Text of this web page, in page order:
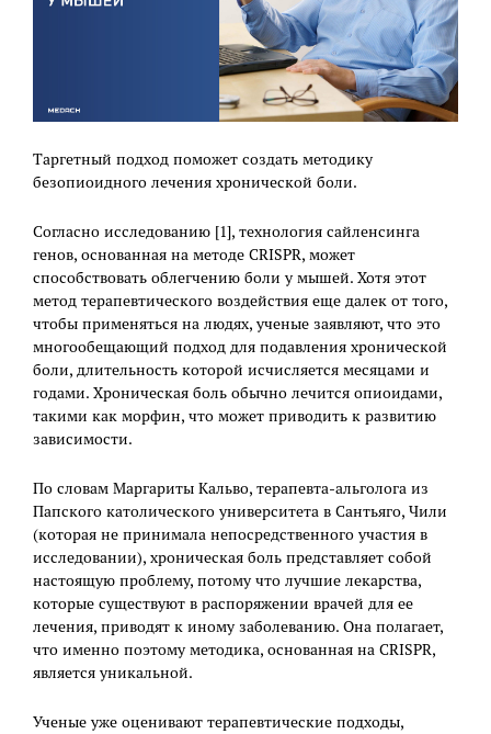
Таргетный подход поможет создать методику
безопиоидного лечения хронической боли.
Согласно исследованию [1], технология сайленсинга
генов, основанная на методе CRISPR, может
способствовать облегчению боли у мышей. Хотя этот
метод терапевтического воздействия еще далек от того,
чтобы применяться на людях, ученые заявляют, что это
многообещающий подход для подавления хронической
боли, длительность которой исчисляется месяцами и
годами. Хроническая боль обычно лечится опиоидами,
такими как морфин, что может приводить к развитию
зависимости.
По словам Маргариты Кальво, терапевта-альголога из
Папского католического университета в Сантьяго, Чили
(которая не принимала непосредственного участия в
исследовании), хроническая боль представляет собой
настоящую проблему, потому что лучшие лекарства,
которые существуют в распоряжении врачей для ее
лечения, приводят к иному заболеванию. Она полагает,
что именно поэтому методика, основанная на CRISPR,
является уникальной.
Ученые уже оценивают терапевтические подходы,